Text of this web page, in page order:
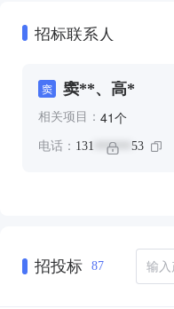
招标联系人
窦 窦**、高*
相关项目： 41个
电话： 131 ****** 53
招投标 87